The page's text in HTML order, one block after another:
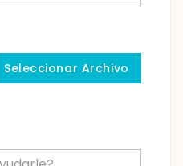
Seleccionar Archivo